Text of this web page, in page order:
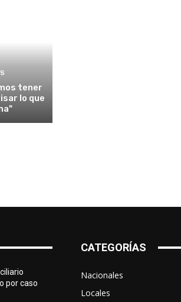
tener
lo que
por caso
CATEGORÍAS
Nacionales
Locales